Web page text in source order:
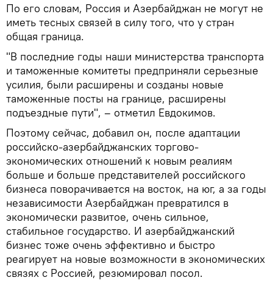
По его словам, Россия и Азербайджан не могут не
иметь тесных связей в силу того, что у стран
общая граница.
"В последние годы наши министерства транспорта
и таможенные комитеты предприняли серьезные
усилия, были расширены и созданы новые
таможенные посты на границе, расширены
подъездные пути", – отметил Евдокимов.
Поэтому сейчас, добавил он, после адаптации
российско-азербайджанских торгово-
экономических отношений к новым реалиям
больше и больше представителей российского
бизнеса поворачивается на восток, на юг, а за годы
независимости Азербайджан превратился в
экономически развитое, очень сильное,
стабильное государство. И азербайджанский
бизнес тоже очень эффективно и быстро
реагирует на новые возможности в экономических
связях с Россией, резюмировал посол.